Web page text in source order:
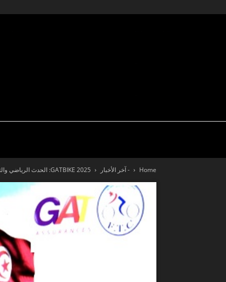
Home - آخر الأخبار GATBIKE 2025: الحدث الرياضي والثقافي والبيئي والتضامني في قلب قرطاج